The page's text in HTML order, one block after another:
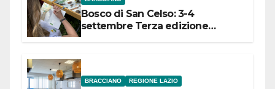
Bosco di San Celso: 3-4
settembre Terza edizione
BRACCIANO REGIONE LAZIO